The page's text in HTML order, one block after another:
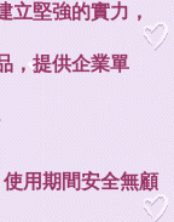
立堅強的實力，
，提供企業單
用期間安全無顧